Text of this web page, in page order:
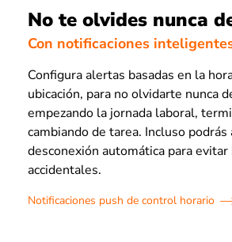
No te olvides nunca
Con notificaciones
Configura alertas basadas en la
ubicación, para no olvidarte nunca
empezando la jornada laboral,
cambiando de tarea. Incluso podrás
desconexión automática para
accidentales.
Notificaciones push de control horario